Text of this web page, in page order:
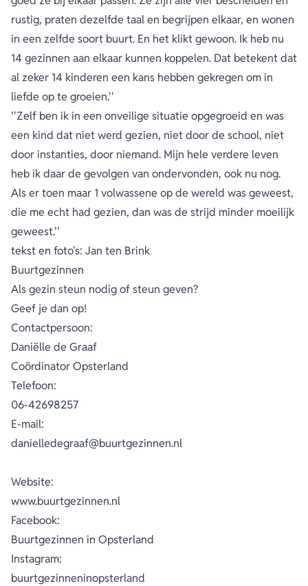
rustig, praten dezelfde taal en begrijpen elkaar, en wonen
in een zelfde soort buurt. En het klikt gewoon. Ik heb nu
14 gezinnen aan elkaar kunnen koppelen. Dat betekent dat
al zeker 14 kinderen een kans hebben gekregen om in
liefde op te groeien.''
''Zelf ben ik in een onveilige situatie opgegroeid en was
een kind dat niet werd gezien, niet door de school, niet
door instanties, door niemand. Mijn hele verdere leven
heb ik daar de gevolgen van ondervonden, ook nu nog.
Als er toen maar 1 volwassene op de wereld was geweest,
die me echt had gezien, dan was de strijd minder moeilijk
geweest.''
tekst en foto's: Jan ten Brink
Buurtgezinnen
Als gezin steun nodig of steun geven?
Geef je dan op!
Contactpersoon:
Daniëlle de Graaf
Coördinator Opsterland
Telefoon:
06-42698257
E-mail:
danielledegraaf@buurtgezinnen.nl
Website:
www.buurtgezinnen.nl
Facebook:
Buurtgezinnen in Opsterland
Instagram:
buurtgezinneninopsterland